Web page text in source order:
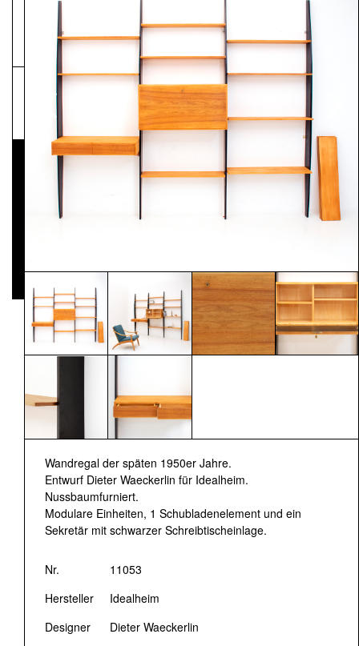
Wandregal der späten 1950er Jahre.
Entwurf Dieter Waeckerlin für Idealheim.
Nussbaumfurniert.
Modulare Einheiten, 1 Schubladenelement und ein
Sekretär mit schwarzer Schreibtischeinlage.
Nr.
11053
Hersteller
Idealheim
Designer
Dieter Waeckerlin
NEWSLETTER
Pressematerial